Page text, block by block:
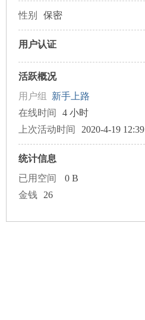
性别 保密
用户认证
活跃概况
用户组 新手上路
在线时间
4 小时
上次活动时间
2020-4-19 12:39
统计信息
已用空间
0 B
金钱
26